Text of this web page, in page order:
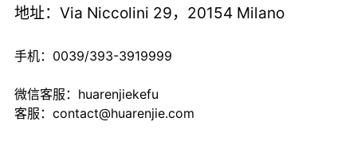
地址：Via Niccolini 29，20154 Milano
手机：0039/393-3919999
微信客服：huarenjiekefu
客服：contact@huarenjie.com